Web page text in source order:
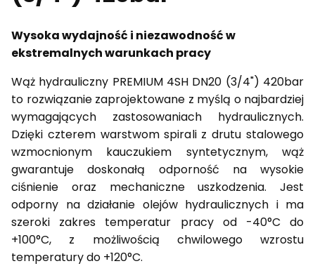
Wysoka wydajność i niezawodność w
ekstremalnych warunkach pracy
Wąż hydrauliczny PREMIUM 4SH DN20 (3/4") 420bar
to rozwiązanie zaprojektowane z myślą o najbardziej
wymagających zastosowaniach hydraulicznych.
Dzięki czterem warstwom spirali z drutu stalowego
wzmocnionym kauczukiem syntetycznym, wąż
gwarantuje doskonałą odporność na wysokie
ciśnienie oraz mechaniczne uszkodzenia. Jest
odporny na działanie olejów hydraulicznych i ma
szeroki zakres temperatur pracy od -40°C do
+100°C, z możliwością chwilowego wzrostu
temperatury do +120°C.